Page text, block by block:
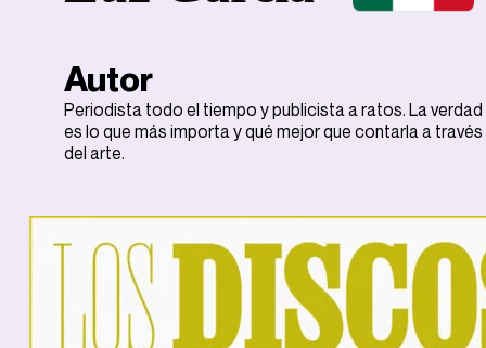
Autor
Periodista todo el tiempo y publicista a ratos. La verdad
es lo que más importa y qué mejor que contarla a través
del arte.